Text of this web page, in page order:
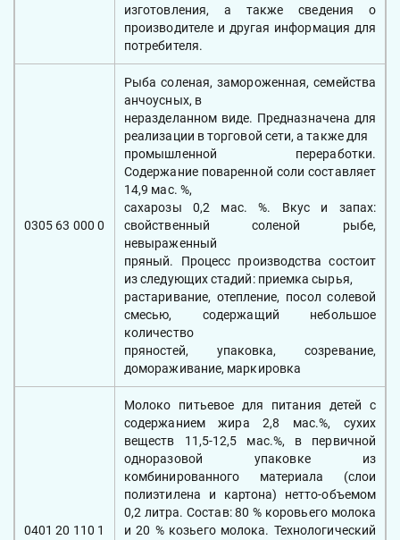
изготовления, а также сведения о
производителе и другая информация для
потребителя.
0305 63 000 0
Рыба соленая, замороженная, семейства
анчоусных, в
неразделанном виде. Предназначена для
реализации в торговой сети, а также для
промышленной переработки.
Содержание поваренной соли составляет
14,9 мас. %,
сахарозы 0,2 мас. %. Вкус и запах:
свойственный соленой рыбе,
невыраженный
пряный. Процесс производства состоит
из следующих стадий: приемка сырья,
растаривание, отепление, посол солевой
смесью, содержащий небольшое
количество
пряностей, упаковка, созревание,
домораживание, маркировка
0401 20 110 1
Молоко питьевое для питания детей с
содержанием жира 2,8 мас.%, сухих
веществ 11,5-12,5 мас.%, в первичной
одноразовой упаковке из
комбинированного материала (слои
полиэтилена и картона) нетто-объемом
0,2 литра. Состав: 80 % коровьего молока
и 20 % козьего молока. Технологический